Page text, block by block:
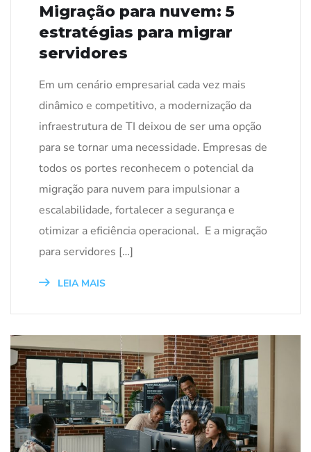
Migração para nuvem: 5
estratégias para migrar
servidores
Em um cenário empresarial cada vez mais
dinâmico e competitivo, a modernização da
infraestrutura de TI deixou de ser uma opção
para se tornar uma necessidade. Empresas de
todos os portes reconhecem o potencial da
migração para nuvem para impulsionar a
escalabilidade, fortalecer a segurança e
otimizar a eficiência operacional. E a migração
para servidores […]
LEIA MAIS